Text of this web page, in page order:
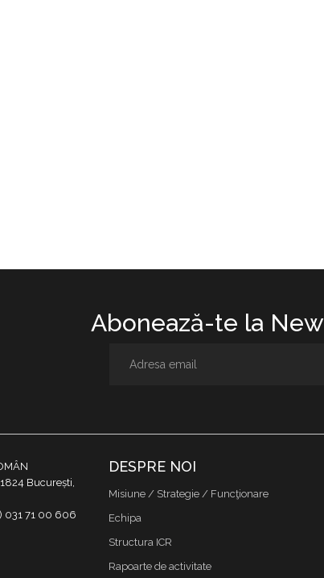
Abonează-te la
București,
031 71 00 606
DESPRE NOI
Misiune / Strategie / Funcţionare
Echipa
Structura ICR
Rapoarte de activitate